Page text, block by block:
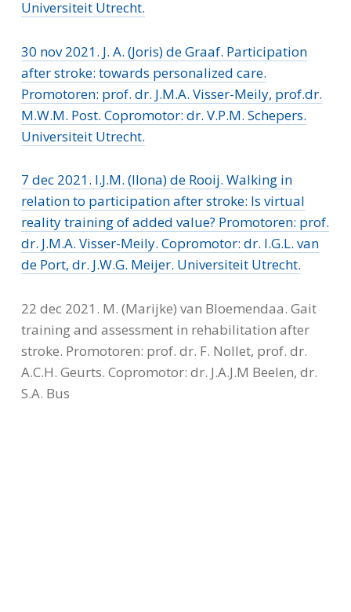
Universiteit Utrecht.
30 nov 2021. J. A. (Joris) de Graaf. Participation
after stroke: towards personalized care.
Promotoren: prof. dr. J.M.A. Visser-Meily, prof.dr.
M.W.M. Post. Copromotor: dr. V.P.M. Schepers.
Universiteit Utrecht.
7 dec 2021. I.J.M. (Ilona) de Rooij. Walking in
relation to participation after stroke: Is virtual
reality training of added value? Promotoren: prof.
dr. J.M.A. Visser-Meily. Copromotor: dr. I.G.L. van
de Port, dr. J.W.G. Meijer. Universiteit Utrecht.
22 dec 2021. M. (Marijke) van Bloemendaa. Gait
training and assessment in rehabilitation after
stroke. Promotoren: prof. dr. F. Nollet, prof. dr.
A.C.H. Geurts. Copromotor: dr. J.A.J.M Beelen, dr.
S.A. Bus